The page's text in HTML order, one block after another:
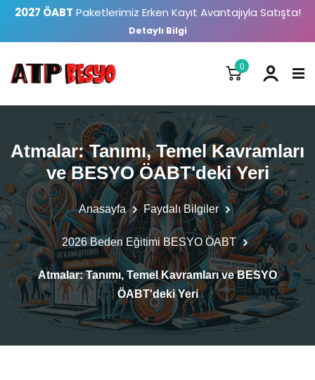
2027 ÖABT Paketlerimiz Erken Kayıt Avantajıyla Satışta!
Detaylı Bilgi
0
Atmalar: Tanımı, Temel Kavramları
ve BESYO ÖABT'deki Yeri
Anasayfa Faydalı Bilgiler
2026 Beden Eğitimi BESYO ÖABT
Atmalar: Tanımı, Temel Kavramları ve BESYO
ÖABT'deki Yeri